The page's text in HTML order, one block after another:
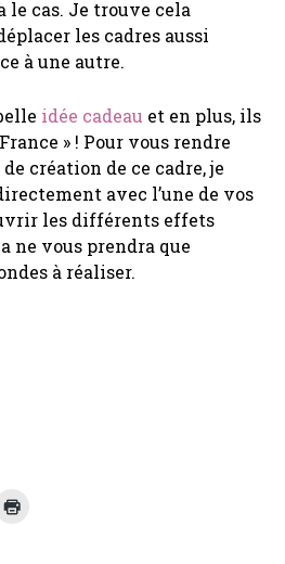
le cas. Je trouve cela
les cadres aussi
à une autre.
idée cadeau et en plus, ils
» ! Pour vous rendre
création de ce cadre, je
avec l’une de vos
les différents effets
ne vous prendra que
à réaliser.